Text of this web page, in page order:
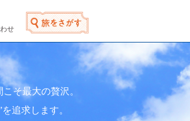
せ
そ最大の贅沢。
追求します。